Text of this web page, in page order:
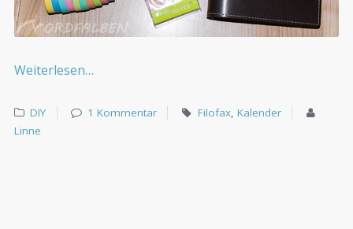
Weiterlesen…
DIY 1 Kommentar Filofax, Kalender
Linne